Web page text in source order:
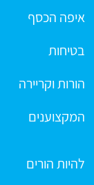
איפה הכסף
בטיחות
הורות וקריירה
המקצוענים
להיות הורים